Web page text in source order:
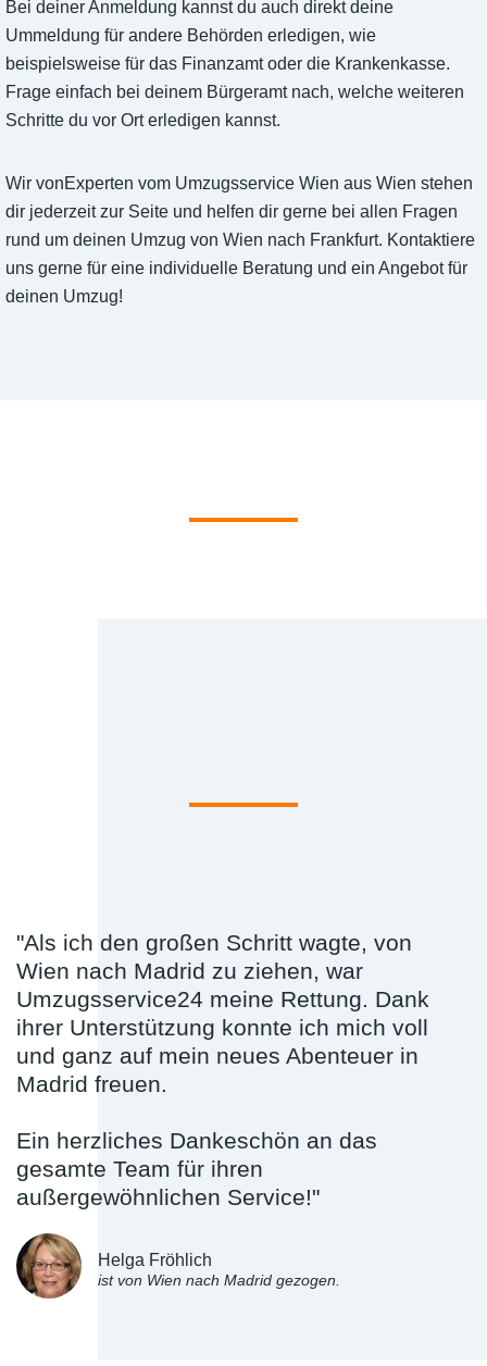
Bei deiner Anmeldung kannst du auch direkt deine
Ummeldung für andere Behörden erledigen, wie
beispielsweise für das Finanzamt oder die Krankenkasse.
Frage einfach bei deinem Bürgeramt nach, welche weiteren
Schritte du vor Ort erledigen kannst.
Wir vonExperten vom Umzugsservice Wien aus Wien stehen
dir jederzeit zur Seite und helfen dir gerne bei allen Fragen
rund um deinen Umzug von Wien nach Frankfurt. Kontaktiere
uns gerne für eine individuelle Beratung und ein Angebot für
deinen Umzug!
"Als ich den großen Schritt wagte, von
Wien nach Madrid zu ziehen, war
Umzugsservice24 meine Rettung. Dank
ihrer Unterstützung konnte ich mich voll
und ganz auf mein neues Abenteuer in
Madrid freuen.
Ein herzliches Dankeschön an das
gesamte Team für ihren
außergewöhnlichen Service!"
Helga Fröhlich
ist von Wien nach Madrid gezogen.